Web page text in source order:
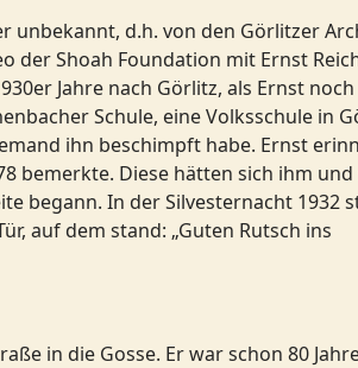
unbekannt, d.h. von den Görlitzer
Shoah Foundation mit Ernst
Jahre nach Görlitz, als Ernst noch
Schule, eine Volksschule in
ihn beschimpft habe. Ernst
bemerkte. Diese hätten sich ihm
begann. In der Silvesternacht 1932
auf dem stand: „Guten Rutsch ins
in die Gosse. Er war schon 80